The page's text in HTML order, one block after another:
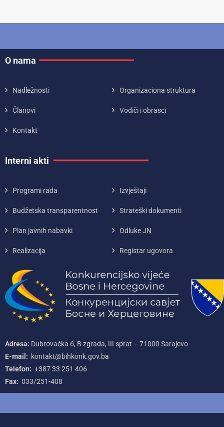
O nama
Nadležnosti Organizaciona struktura
Članovi Vodiči i obrasci
Kontakt
Interni akti
Programi rada Izvještaji
Budžetska transparentnost Strateški dokumenti
Plan javnih nabavki Odluke JN
Realizacija Registar ugovora
Adresa: Dubrovačka 6, B zgrada, III sprat – 71000‌ Sarajevo
E-mail: kontakt@bihkonk.gov.ba
Telefon: +387‌ 33‌ 251‌ 406
Fax: 033/251-408